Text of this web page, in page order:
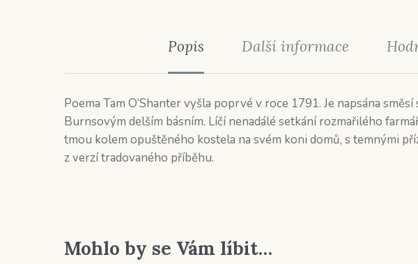
Popis Další informace
Poema Tam O‘Shanter vyšla poprvé v roce 1791. Je napsána
Burnsovým delším básním. Líčí nenadálé setkání rozmařilého
tmou kolem opuštěného kostela na svém koni domů, s temnými
z verzí tradovaného příběhu.
Mohlo by se Vám líbit…